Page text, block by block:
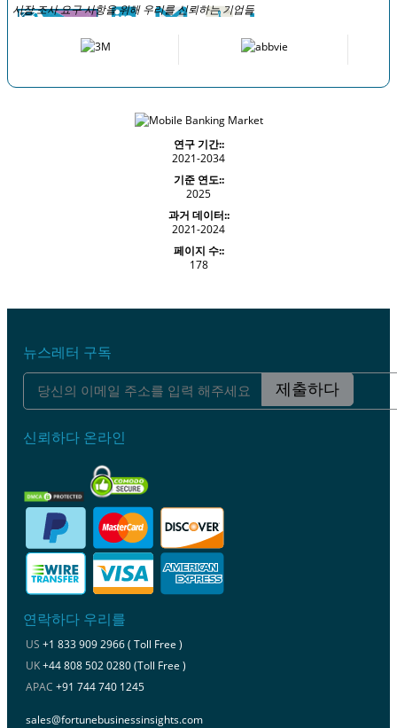
시장 조사 요구 사항을 위해 우리를 신뢰하는 기업들
연구 기간::
2021-2034
기준 연도::
2025
과거 데이터::
2021-2024
페이지 수::
178
뉴스레터 구독
제출하다
신뢰하다 온라인
연락하다 우리를
US +1 833 909 2966 ( Toll Free )
UK+44 808 502 0280 (Toll Free )
APAC +91 744 740 1245
sales@fortunebusinessinsights.com